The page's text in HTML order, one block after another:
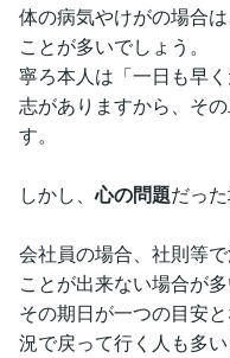
体の病気やけがの場合
ことが多いでしょう。
寧ろ本人は「一日も早
志がありますから、そ
す。
しかし、心の問題だっ
会社員の場合、社則等
ことが出来ない場合が多
その期日が一つの目安
況で戻って行く人も多い